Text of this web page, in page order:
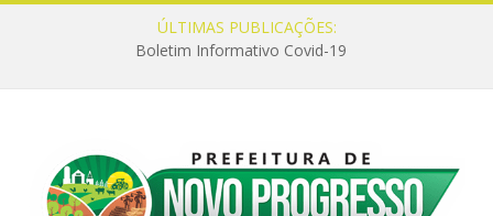
ÚLTIMAS PUBLICAÇÕES:
Boletim Informativo Covid-19